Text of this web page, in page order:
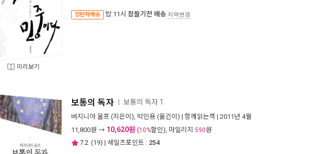
미리보기
양탄자배송 밤 11시 잠들기전 배송 지역변경
보통의 독자 보통의 독자 1
버지니아 울프 (지은이), 박인용 (옮긴이) | 함께읽는책 | 2011년 4월
11,800원 → 10,620원 (10%할인), 마일리지 590원
7.2 (19) | 세일즈포인트 : 254